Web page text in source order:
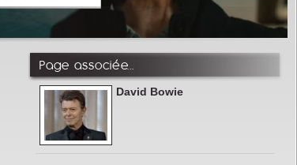
Page associée...
David Bowie